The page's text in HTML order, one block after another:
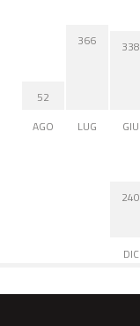
52
AGO
366
LUG
338
GIU
240
DIC